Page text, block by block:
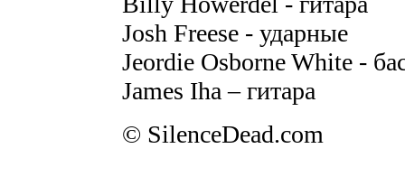
Josh Freese - ударные
Jeordie Osborne White -
James Iha – гитара
© SilenceDead.com